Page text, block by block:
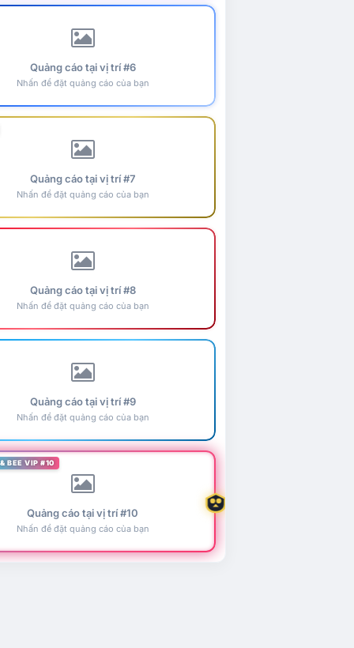
Quảng cáo tại vị trí #6
Nhấn để đặt quảng cáo của bạn
Quảng cáo tại vị trí #7
Nhấn để đặt quảng cáo của bạn
Quảng cáo tại vị trí #8
Nhấn để đặt quảng cáo của bạn
Quảng cáo tại vị trí #9
Nhấn để đặt quảng cáo của bạn
BEE VIP #10
Quảng cáo tại vị trí #10
Nhấn để đặt quảng cáo của bạn